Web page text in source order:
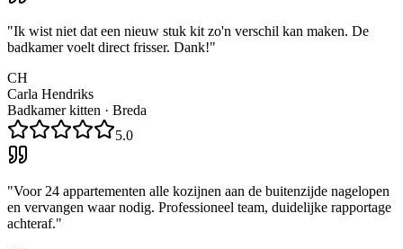
"Ik wist niet dat een nieuw stuk kit zo'n verschil kan maken. De
badkamer voelt direct frisser. Dank!"
CH
Carla Hendriks
Badkamer kitten · Breda
5.0
"Voor 24 appartementen alle kozijnen aan de buitenzijde nagelopen
en vervangen waar nodig. Professioneel team, duidelijke rapportage
achteraf."